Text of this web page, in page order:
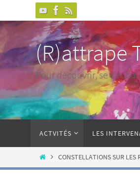
(R)attrape
Pour découvrir, se
ACTVITÉS LES
CONSTELLATIONS SUR LES